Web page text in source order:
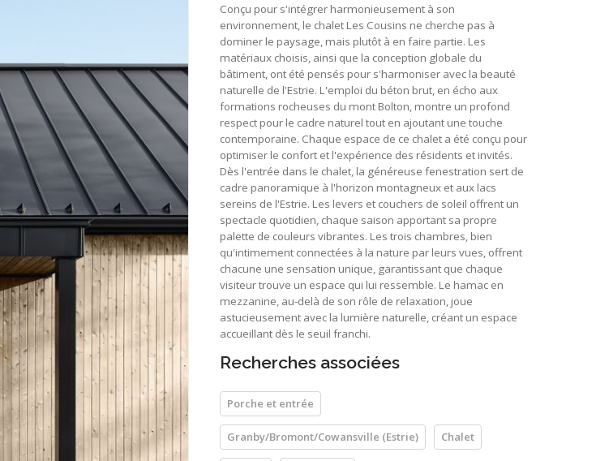
Conçu pour s'intégrer harmonieusement à son
environnement, le chalet Les Cousins ne cherche pas à
dominer le paysage, mais plutôt à en faire partie. Les
matériaux choisis, ainsi que la conception globale du
bâtiment, ont été pensés pour s'harmoniser avec la beauté
naturelle de l'Estrie. L'emploi du béton brut, en écho aux
formations rocheuses du mont Bolton, montre un profond
respect pour le cadre naturel tout en ajoutant une touche
contemporaine. Chaque espace de ce chalet a été conçu pour
optimiser le confort et l'expérience des résidents et invités.
Dès l'entrée dans le chalet, la généreuse fenestration sert de
cadre panoramique à l'horizon montagneux et aux lacs
sereins de l'Estrie. Les levers et couchers de soleil offrent un
spectacle quotidien, chaque saison apportant sa propre
palette de couleurs vibrantes. Les trois chambres, bien
qu'intimement connectées à la nature par leurs vues, offrent
chacune une sensation unique, garantissant que chaque
visiteur trouve un espace qui lui ressemble. Le hamac en
mezzanine, au-delà de son rôle de relaxation, joue
astucieusement avec la lumière naturelle, créant un espace
accueillant dès le seuil franchi.
Recherches associées
Porche et entrée
Granby/Bromont/Cowansville (Estrie) Chalet